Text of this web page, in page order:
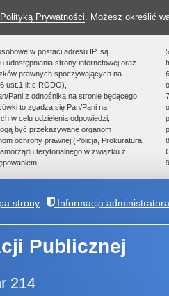
Polityką Prywatności. Możesz określić
w postaci adresu IP, są
udostępniania strony internetowej oraz
prawnych spoczywających na
ust.1 lit.c RODO),
Pani z odnośnika na stronie będącego
to zgadza się Pan/Pani na
w celu udzielenia odpowiedzi,
być przekazywane organom
ochrony prawnej (Policja, Prokuratura,
terytorialnego w związku z
strony Informacja administratora
Publicznej
214